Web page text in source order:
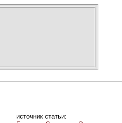
источник статьи: